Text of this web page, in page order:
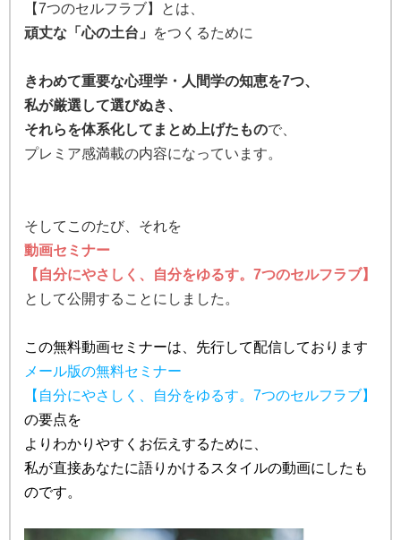
【7つのセルフラブ】とは、
頑丈な「心の土台」
をつくるために
きわめて重要な心理学・人間学の知恵を7つ、
私が厳選して選びぬき、
それらを体系化してまとめ上げたもので、
プレミア感満載の内容になっています。
そしてこのたび、それを
動画セミナー
【自分にやさしく、自分をゆるす。7つのセルフラブ】
として公開することにしました。
この無料動画セミナーは、 先行して配信しております
メール版の無料セミナー
【自分にやさしく、自分をゆるす。7つのセルフラブ】
の要点を
よりわかりやすくお伝えするために、
私が直接あなたに語りかけるスタイルの動画にしたも
のです。